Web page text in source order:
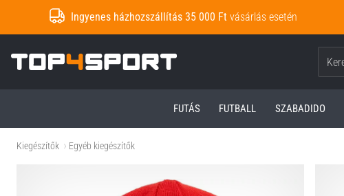
Ingyenes házhozszállítás 35 000 Ft vásárlás esetén
Top4Sport.hu
FUTÁS FUTBALL SZABADIDO
Kiegészítők Egyéb kiegészítők